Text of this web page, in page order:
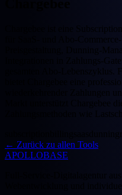
Chargebee ist eine
für SaaS- und Abo-
Preisgestaltung, Dunning-
Integrationen in Zahlungs-
gesamten Abo-Lebenszyklus.
bietet Chargebee eine
wiederkehrender Zahlungen
Markt unterstützt Chargebee
Zahlungsmethoden wie
← Zurück zu allen Tools
APOLLOBASE
Full-Service-Digitalagentur